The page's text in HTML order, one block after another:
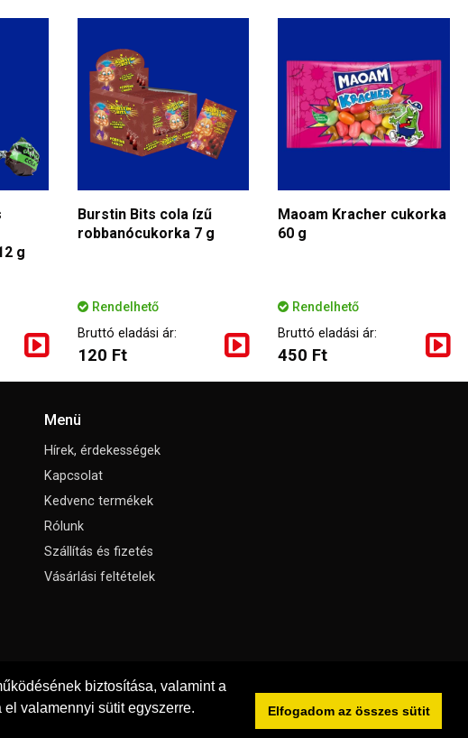
biztosítása, valamint a
valamennyi sütit egyszerre.
Elfogadom az összes sütit
g
Burstin Bits cola ízű
robbanócukorka 7 g
Rendelhető
Bruttó eladási ár:
120 Ft
Maoam Kracher cukorka
60 g
Rendelhető
Bruttó eladási ár:
450 Ft
Menü
Hírek, érdekességek
Kapcsolat
Kedvenc termékek
Rólunk
Szállítás és fizetés
Vásárlási feltételek